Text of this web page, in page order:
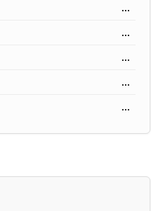
...
...
...
...
...